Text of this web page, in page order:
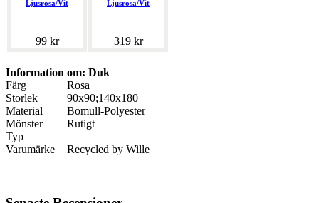
Ljusrosa/Vit
99 kr
Ljusrosa/Vit
319 kr
Information om: Duk
Färg
Rosa
Storlek
90x90;140x180
Material
Bomull-Polyester
Mönster
Rutigt
Typ
Varumärke
Recycled by Wille